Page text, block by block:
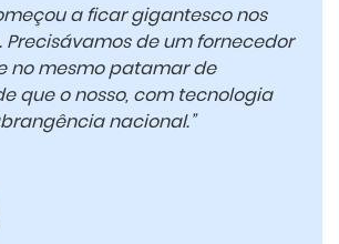
a ficar gigantesco nos
Precisávamos de um fornecedor
no mesmo patamar de
que o nosso, com tecnologia
nacional.”